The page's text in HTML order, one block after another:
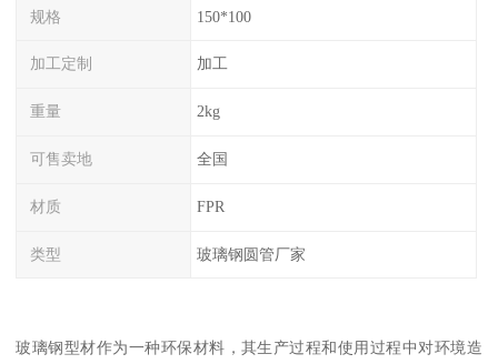
规格 150*100
加工定制 加工
重量 2kg
可售卖地 全国
材质 FPR
类型 玻璃钢圆管厂家
玻璃钢型材作为一种环保材料，其生产过程和使用过程中对环境造